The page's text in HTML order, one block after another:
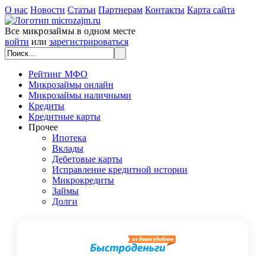
О нас Новости Статьи Партнерам Контакты Карта сайта
Все микрозаймы в одном месте
войти или зарегистрироваться
Рейтинг МФО
Микрозаймы онлайн
Микрозаймы наличными
Кредиты
Кредитные карты
Прочее
Ипотека
Вклады
Дебетовые карты
Исправление кредитной истории
Микрокредиты
Займы
Долги